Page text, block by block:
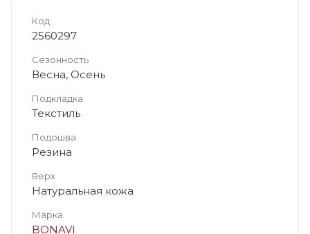
Код
2560297
Сезонность
Весна, Осень
Подкладка
Текстиль
Подошва
Резина
Верх
Натуральная кожа
Марка
BONAVI